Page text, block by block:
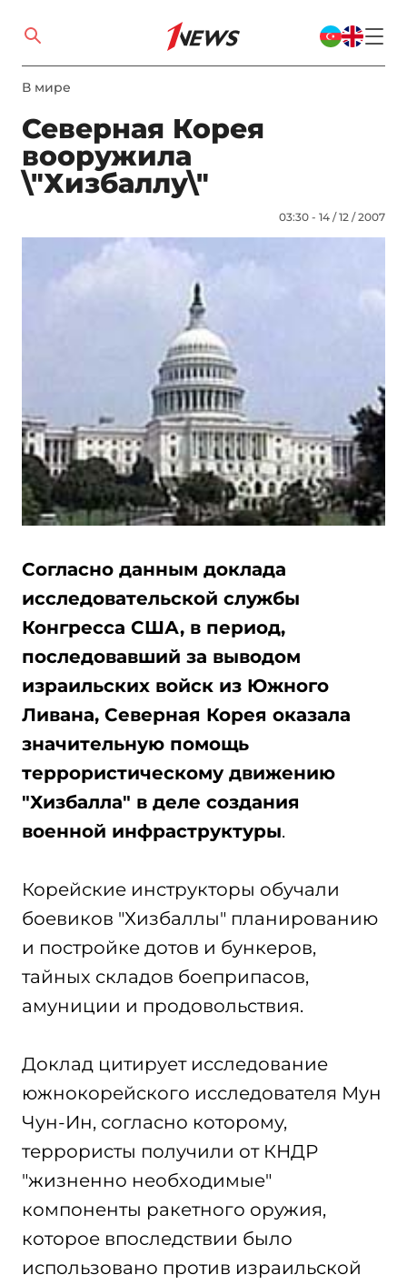
В мире
Северная Корея
вооружила
\"Хизбаллу\"
03:30 - 14 / 12 / 2007
Согласно данным доклада
исследовательской службы
Конгресса США, в период,
последовавший за выводом
израильских войск из Южного
Ливана, Северная Корея оказала
значительную помощь
террористическому движению
"Хизбалла" в деле создания
военной инфраструктуры.
Корейские инструкторы обучали
боевиков "Хизбаллы" планированию
и постройке дотов и бункеров,
тайных складов боеприпасов,
амуниции и продовольствия.
Доклад цитирует исследование
южнокорейского исследователя Мун
Чун-Ин, согласно которому,
террористы получили от КНДР
"жизненно необходимые"
компоненты ракетного оружия,
которое впоследствии было
использовано против израильской